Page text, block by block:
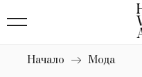
Бизнес
Мода
Начало Мода